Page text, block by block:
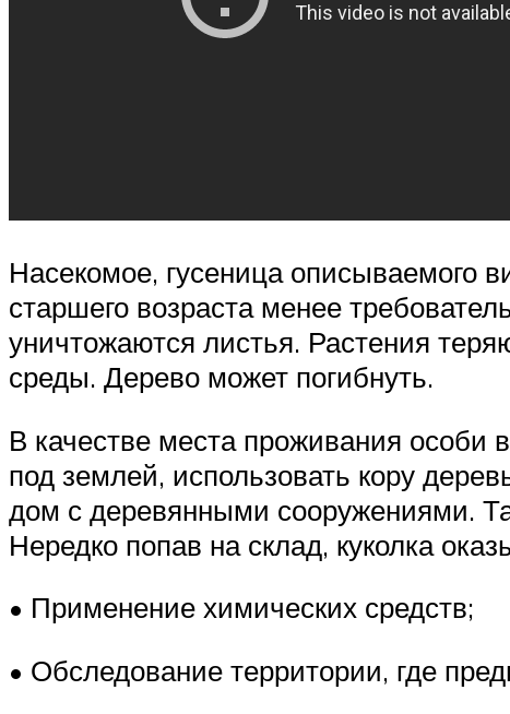
Насекомое, гусеница описываемого
старшего возраста менее
уничтожаются листья. Растения
среды. Дерево может погибнуть.
В качестве места проживания
под землей, использовать кору
дом с деревянными сооружениями.
Нередко попав на склад, куколка
• Применение химических средств;
• Обследование территории, где